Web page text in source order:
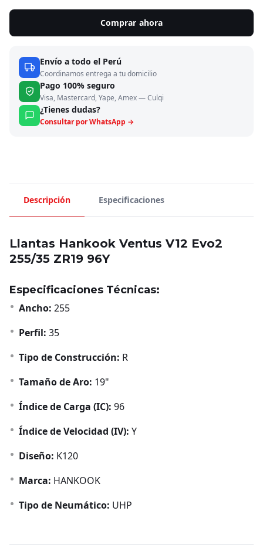
Comprar ahora
Envío a todo el Perú
Coordinamos entrega a tu domicilio
Pago 100% seguro
Visa, Mastercard, Yape, Amex — Culqi
¿Tienes dudas?
Consultar por WhatsApp →
Descripción Especificaciones
Llantas Hankook Ventus V12 Evo2
255/35 ZR19 96Y
Especificaciones Técnicas:
Ancho: 255
Perfil: 35
Tipo de Construcción: R
Tamaño de Aro: 19"
Índice de Carga (IC): 96
Índice de Velocidad (IV): Y
Diseño: K120
Marca: HANKOOK
Tipo de Neumático: UHP